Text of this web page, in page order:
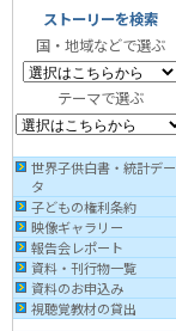
ストーリーを検索
国・地域などで選ぶ
テーマで選ぶ
世界子供白書・統計デー
タ
子どもの権利条約
映像ギャラリー
報告会レポート
資料・刊行物一覧
資料のお申込み
視聴覚教材の貸出